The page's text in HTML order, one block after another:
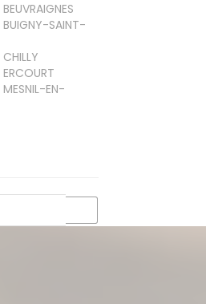
BEUVRAIGNES
BUIGNY-SAINT-
CHILLY
ERCOURT
MESNIL-EN-